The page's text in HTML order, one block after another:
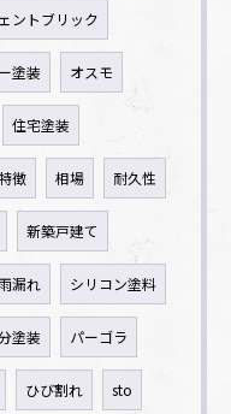
ントブリック
塗装 オスモ
住宅塗装
徴 相場 耐久性
新築戸建て
漏れ シリコン塗料
塗装 パーゴラ
ひび割れ sto